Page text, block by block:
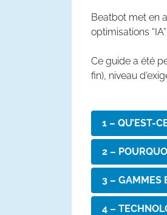
Beatbot met en
optimisations
Ce guide a été
fin), niveau
1 – QU’EST-
2 –
3 – GAMMES
4 –